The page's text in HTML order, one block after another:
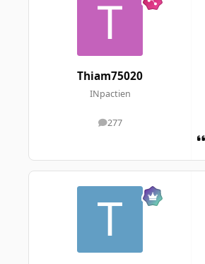
Thiam75020
INpactien
277
messages